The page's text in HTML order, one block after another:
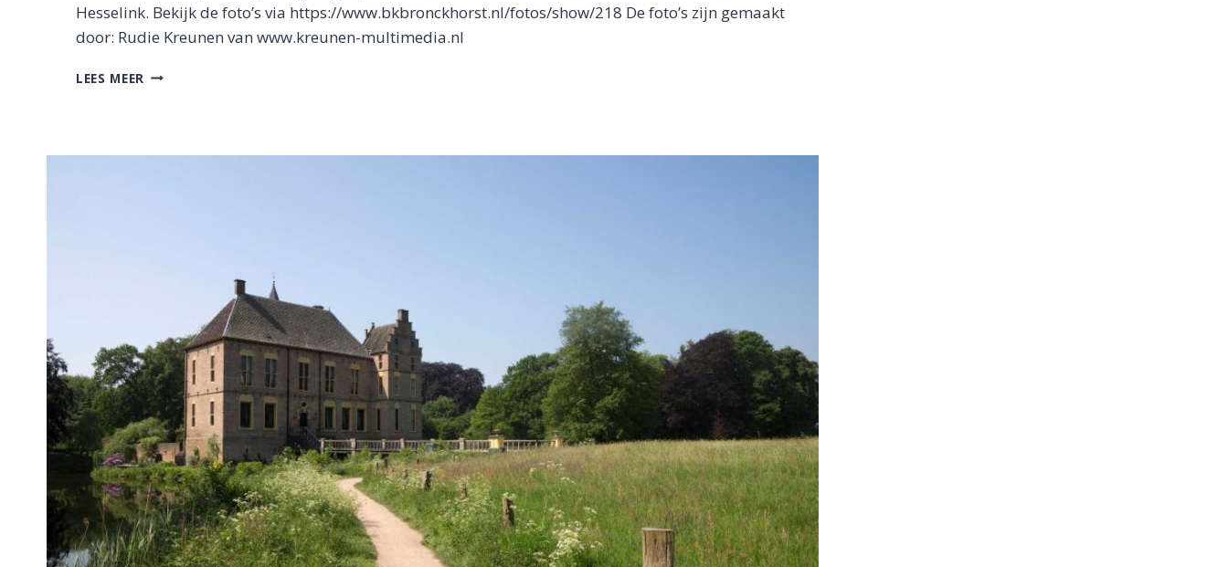
Hesselink. Bekijk de foto’s via https://www.bkbronckhorst.nl/fotos/show/218 De foto’s zijn gemaakt
door: Rudie Kreunen van www.kreunen-multimedia.nl
LEES MEER FOTO’S